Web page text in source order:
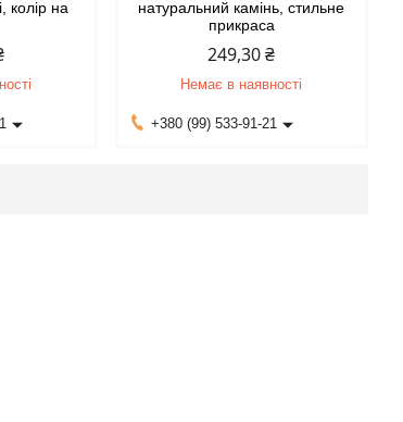
колір на
натуральний камінь, стильне
прикраса
249,30 ₴
Немає в наявності
+380 (99) 533-91-21